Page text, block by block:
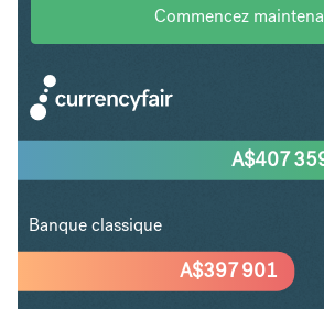
Commencez
A$397 901
A$407
Banque classique